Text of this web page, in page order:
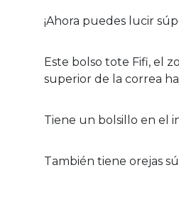
¡Ahora puedes lucir
Este bolso tote Fifi, el
superior de la correa
Tiene un bolsillo en el
También tiene orejas